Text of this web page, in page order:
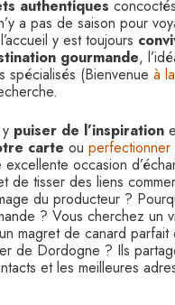
authentiques
a pas de saison pour
y est toujours
gourmande,
spécialisés (Bienvenue à
puiser de l’inspiration
carte ou
excellente occasion
de tisser des liens
du producteur ?
? Vous cherchez un
magret de canard parfait
de Dordogne ? Ils
et les meilleures